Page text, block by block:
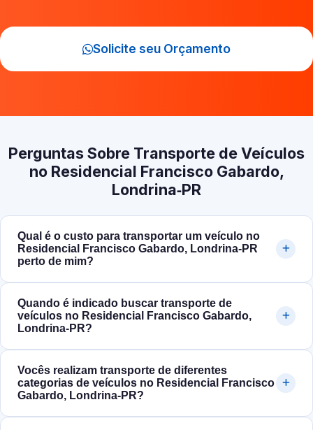
Solicite seu Orçamento
Perguntas Sobre Transporte de Veículos
no Residencial Francisco Gabardo,
Londrina‑PR
Qual é o custo para transportar um veículo no
Residencial Francisco Gabardo, Londrina‑PR
perto de mim?
Quando é indicado buscar transporte de
veículos no Residencial Francisco Gabardo,
Londrina‑PR?
Vocês realizam transporte de diferentes
categorias de veículos no Residencial Francisco
Gabardo, Londrina‑PR?